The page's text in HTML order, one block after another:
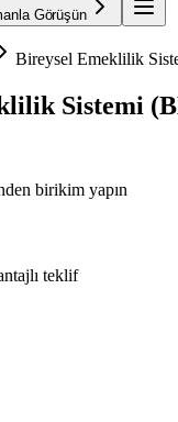
Görüşün
Bireysel Emeklilik
Sistemi
birikim yapın
teklif